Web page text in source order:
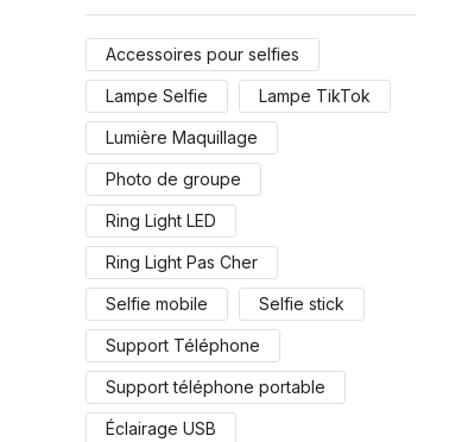
Accessoires pour selfies
Lampe Selfie Lampe TikTok
Lumière Maquillage
Photo de groupe
Ring Light LED
Ring Light Pas Cher
Selfie mobile Selfie stick
Support Téléphone
Support téléphone portable
Éclairage USB